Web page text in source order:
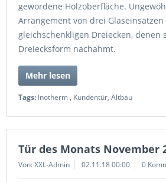
gewordene Holzoberfläche.
Arrangement von drei Glaseinsätzen
gleichschenkligen Dreiecken, denen
Dreiecksform nachahmt.
Mehr lesen
Tags: Inotherm , Kundentür, Altbau
Tür des Monats November
Von: XXL-Admin 02.11.18 00:00 0